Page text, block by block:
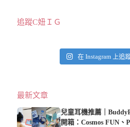
追蹤C妞ＩＧ
在 Instagram 上追
最新文章
兒童耳機推薦｜
開箱：Cosmos FUN、